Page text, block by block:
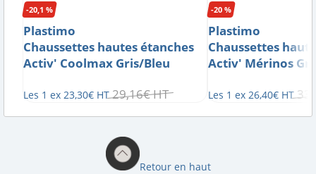
-20,1 %
Plastimo
Chaussettes hautes étanches
Activ' Coolmax Gris/Bleu
Les 1 ex 23,30€ HT 29,16€HT
-20 %
Plastimo
Chaussettes
Activ' Mérinos
Les 1 ex 26,40€ HT 33
Retour en haut